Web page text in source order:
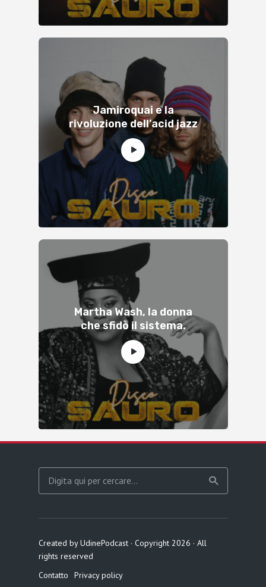
Jamiroquai e la
rivoluzione dell’acid jazz
Martha Wash, la donna
che sfidò il sistema.
Created by UdinePodcast · Copyright 2026 · All
rights reserved
Contatto
Privacy policy